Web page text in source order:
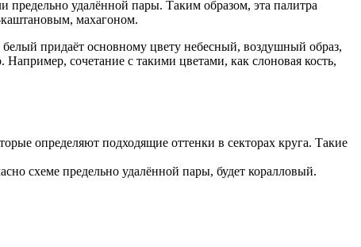
предельно удалённой пары. Таким образом, эта палитра
махагоном.
придаёт основному цвету небесный, воздушный образ,
сочетание с такими цветами, как слоновая кость,
определяют подходящие оттенки в секторах круга. Такие
схеме предельно удалённой пары, будет коралловый.